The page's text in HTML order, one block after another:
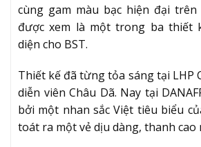
cùng gam màu bạc hiện đại
được xem là một trong ba thiết
diện cho BST.
Thiết kế đã từng tỏa sáng tại LHP
diễn viên Châu Dã. Nay tại
bởi một nhan sắc Việt tiêu biểu
toát ra một vẻ dịu dàng, thanh cao